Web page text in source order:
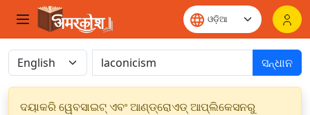
ସନ୍ଧାନ
ଦୟାକରି ୱେବସାଇଟ୍ ଏବଂ ଆଣ୍ଡ୍ରୋଏଡ୍ ଆପ୍ଲିକେସନରୁ